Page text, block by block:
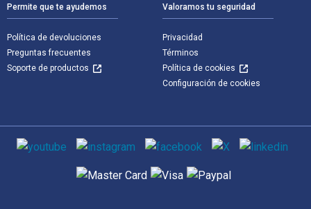
Permite que te ayudemos
Política de devoluciones
Preguntas frecuentes
Soporte de productos
Valoramos tu seguridad
Privacidad
Términos
Política de cookies
Configuración de cookies
Medios de comunicación social
Métodos de pago admitidos